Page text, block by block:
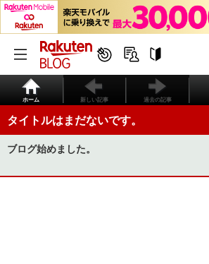
ホーム 新しい記事 過去の記事
タイトルはまだないです。
ブログ始めました。